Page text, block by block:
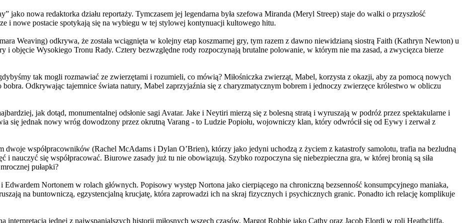
jako nowa redaktorka działu reportaży. Tymczasem jej legendarna była szefowa Miranda (Meryl Streep) staje do walki o przyszłość
i nowe postacie spotykają się na wybiegu w tej stylowej kontynuacji kultowego hitu.
Weaving) odkrywa, że została wciągnięta w kolejny etap koszmarnej gry, tym razem z dawno niewidzianą siostrą Faith (Kathryn Newton) u
i objęcie Wysokiego Tronu Rady. Cztery bezwzględne rody rozpoczynają brutalne polowanie, w którym nie ma zasad, a zwycięzca bierze
tak mogli rozmawiać ze zwierzętami i rozumieli, co mówią? Miłośniczka zwierząt, Mabel, korzysta z okazji, aby za pomocą nowych
Odkrywając tajemnice świata natury, Mabel zaprzyjaźnia się z charyzmatycznym bobrem i jednoczy zwierzęce królestwo w obliczu
jak dotąd, monumentalnej odsłonie sagi Avatar. Jake i Neytiri mierzą się z bolesną stratą i wyruszają w podróż przez spektakularne i
się jednak nowy wróg dowodzony przez okrutną Varang - to Ludzie Popiołu, wojowniczy klan, który odwrócił się od Eywy i zerwał z
współpracowników (Rachel McAdams i Dylan O’Brien), którzy jako jedyni uchodzą z życiem z katastrofy samolotu, trafia na bezludną
nauczyć się współpracować. Biurowe zasady już tu nie obowiązują. Szybko rozpoczyna się niebezpieczna gra, w której bronią są siła
pułapki?
Nortonem w rolach głównych. Popisowy występ Nortona jako cierpiącego na chroniczną bezsenność konsumpcyjnego maniaka,
na buntowniczą, egzystencjalną krucjatę, która zaprowadzi ich na skraj fizycznych i psychicznych granic. Ponadto ich relację komplikuje
interpretacja jednej z najwspanialszych historii miłosnych wszech czasów. Margot Robbie jako Cathy oraz Jacob Elordi w roli Heathcliffa.